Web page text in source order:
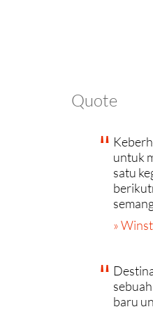
Quote
untuk
satu
»
baru